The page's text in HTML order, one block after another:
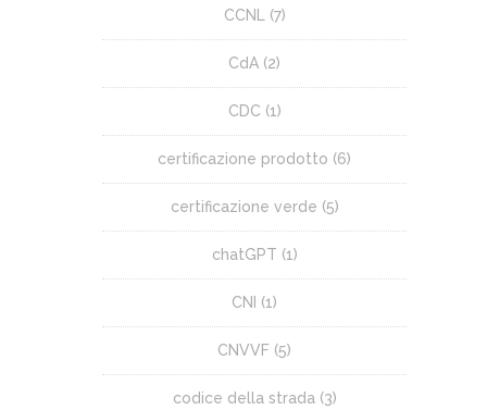
CCNL (7)
CdA (2)
CDC (1)
certificazione prodotto (6)
certificazione verde (5)
chatGPT (1)
CNI (1)
CNVVF (5)
codice della strada (3)